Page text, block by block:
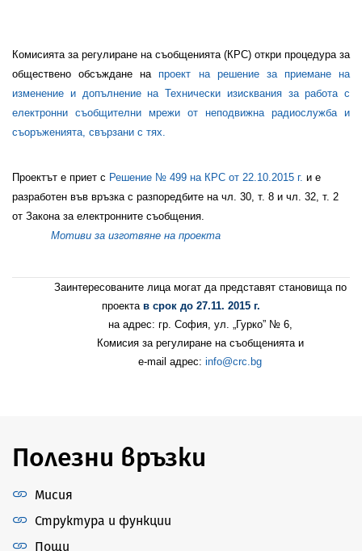
Комисията за регулиране на съобщенията (КРС) откри процедура за
обществено обсъждане на проект на решение за приемане на
изменение и допълнение на Технически изисквания за работа с
електронни съобщителни мрежи от неподвижна радиослужба и
съоръженията, свързани с тях.
Проектът е приет с Решение № 499 на КРС от 22.10.2015 г. и е
разработен във връзка с разпоредбите на чл. 30, т. 8 и чл. 32, т. 2
от Закона за електронните съобщения
Мотиви за изготвяне на проекта
Заинтересованите лица могат да представят становища по
проекта в срок до 27.11. 2015 г.
на адрес: гр. София, ул. „Гурко” № 6,
Комисия за регулиране на съобщенията и
e-mail адрес:info@crc.bg
Полезни връзки
Мисия
Структура и функции
Пощи